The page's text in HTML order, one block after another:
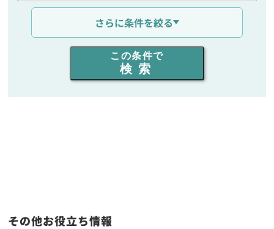
通信距離を選ぶ
出力を選ぶ
同時通話人数を選ぶ
フリーワード入力(製品名等)
さらに条件を絞る
この条件で
検索
その他お役立ち情報